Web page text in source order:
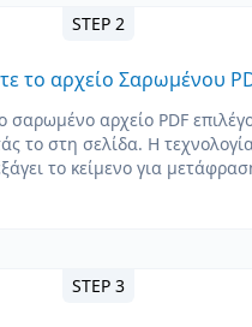
STEP 2
το αρχείο Σαρωμένου
σαρωμένο αρχείο PDF
το στη σελίδα. Η
το κείμενο για
STEP 3